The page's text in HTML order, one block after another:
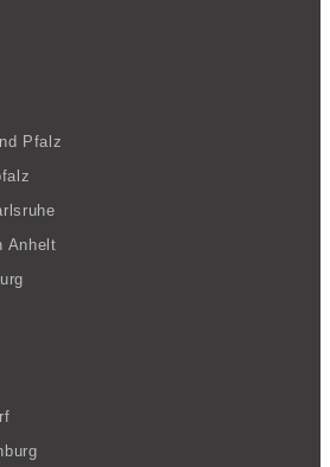
Pfalz
Anhelt